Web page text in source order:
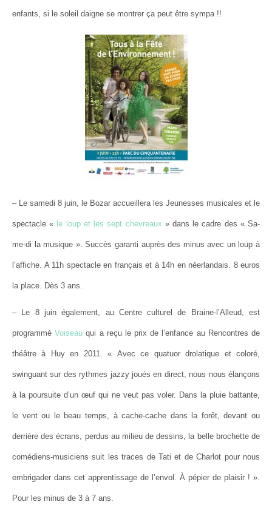
enfants, si le soleil daigne se montrer ça peut être sympa !!
– Le samedi 8 juin, le Bozar accueillera les Jeunesses musicales et le
spectacle « le loup et les sept chevreaux » dans le cadre des « Sa-
me-di la musique ». Succès garanti auprès des minus avec un loup à
l’affiche. A 11h spectacle en français et à 14h en néerlandais. 8 euros
la place. Dès 3 ans.
– Le 8 juin également, au Centre culturel de Braine-l’Alleud, est
programméVoiseau qui a reçu le prix de l’enfance au Rencontres de
théâtre à Huy en 2011. « Avec ce quatuor drolatique et coloré,
swinguant sur des rythmes jazzy joués en direct, nous nous élançons
à la poursuite d’un œuf qui ne veut pas voler. Dans la pluie battante,
le vent ou le beau temps, à cache-cache dans la forêt, devant ou
derrière des écrans, perdus au milieu de dessins, la belle brochette de
comédiens-musiciens suit les traces de Tati et de Charlot pour nous
embrigader dans cet apprentissage de l’envol. À pépier de plaisir ! ».
Pour les minus de 3 à 7 ans.